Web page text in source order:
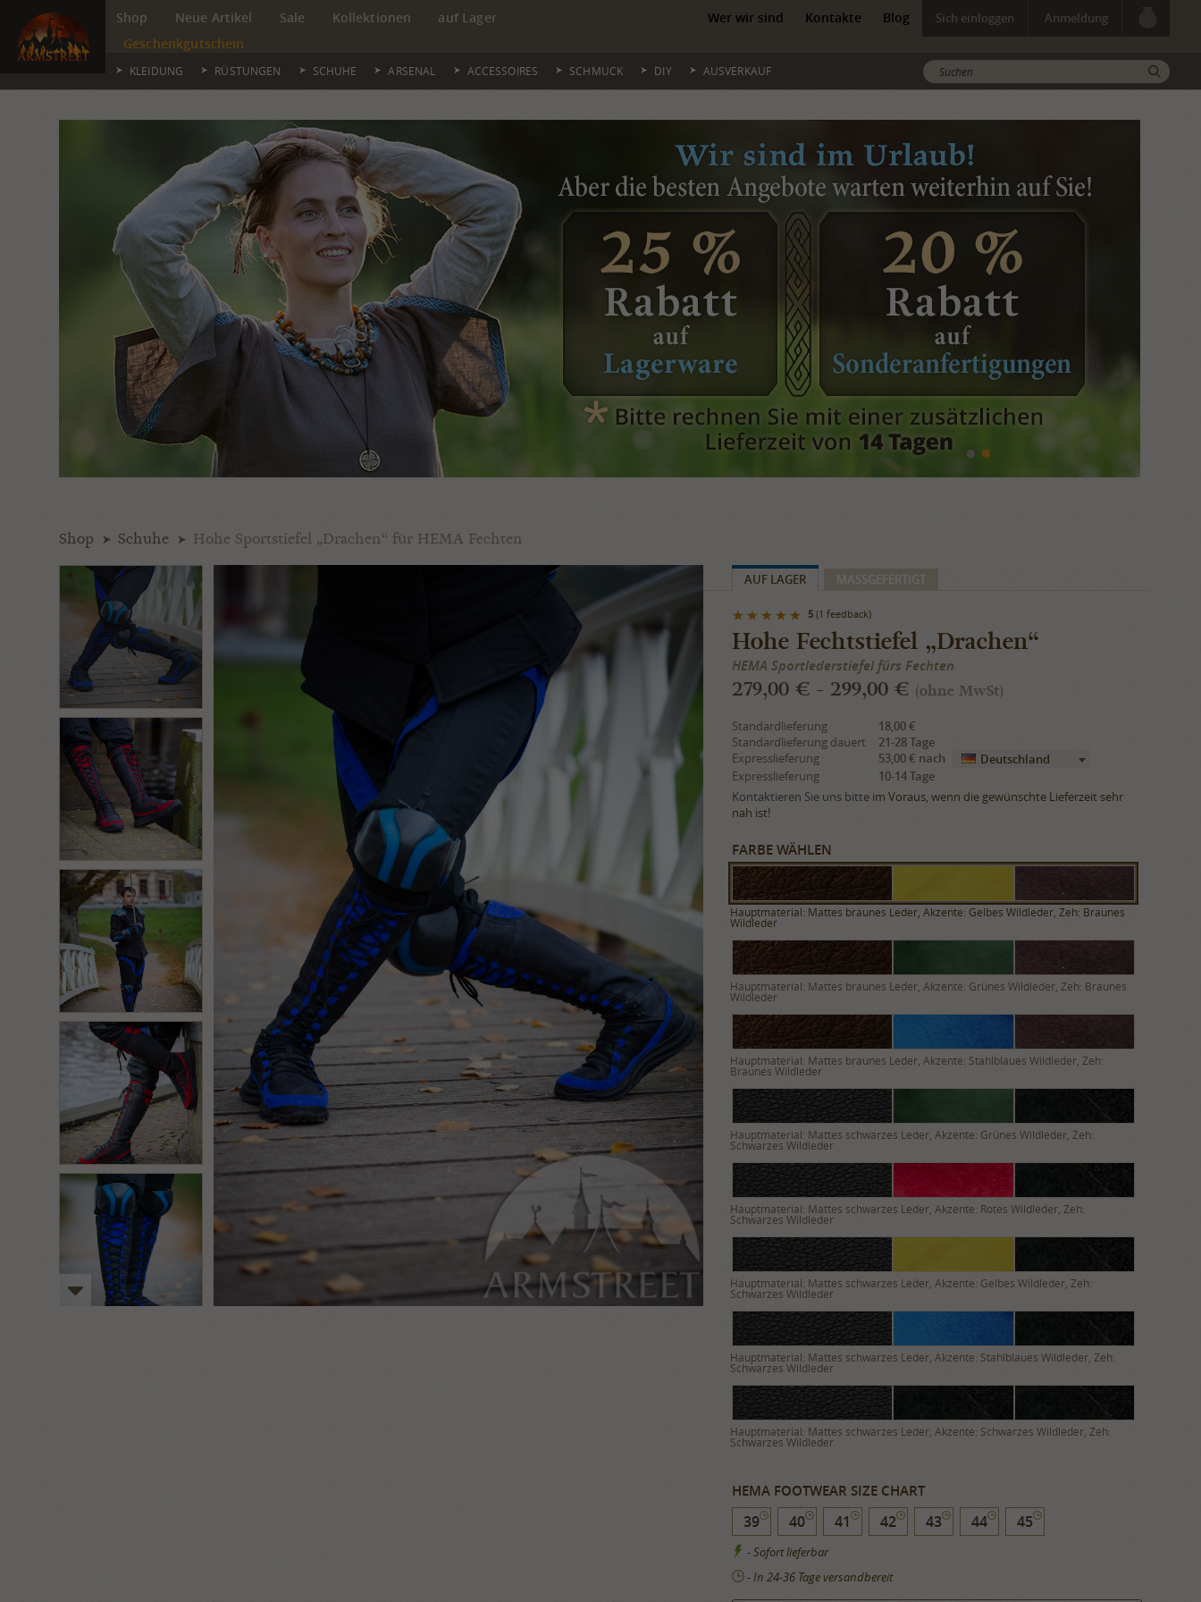
Shop Neue Artikel Sale Kollektionen
auf Lager
Geschenkgutschein
Wer wir sind Kontakte Blog Sich einloggen Anmeldung
KLEIDUNG RÜSTUNGEN SCHUHE ARSENAL ACCESSOIRES SCHMUCK DIY AUSVERKAUF
Shop Schuhe Hohe Sportstiefel „Drachen“ für HEMA Fechten
AUF LAGER ​MASSGEFERTIGT
5 (1 feedback)
Hohe Fechtstiefel „Drachen“
HEMA Sportlederstiefel fürs Fechten
279,00 € - 299,00 € (ohne MwSt)
Standardlieferung
18,00 €
Standardlieferung dauert
21-28 Tage
Expresslieferung
53,00 € nach
Deutschland
Expresslieferung
10-14 Tage
Kontaktieren Sie uns bitte im Voraus, wenn die gewünschte Lieferzeit sehr
nah ist!
FARBE WÄHLEN
Hauptmaterial: Mattes braunes Leder, Akzente: Gelbes Wildleder, Zeh: Braunes
Wildleder
Hauptmaterial: Mattes braunes Leder, Akzente: Grünes Wildleder, Zeh: Braunes
Wildleder
Hauptmaterial: Mattes braunes Leder, Akzente: Stahlblaues Wildleder, Zeh:
Braunes Wildleder
Hauptmaterial: Mattes schwarzes Leder, Akzente: Grünes Wildleder, Zeh:
Schwarzes Wildleder
Hauptmaterial: Mattes schwarzes Leder, Akzente: Rotes Wildleder, Zeh:
Schwarzes Wildleder
Hauptmaterial: Mattes schwarzes Leder, Akzente: Gelbes Wildleder, Zeh:
Schwarzes Wildleder
Hauptmaterial: Mattes schwarzes Leder, Akzente: Stahlblaues Wildleder, Zeh:
Schwarzes Wildleder
Hauptmaterial: Mattes schwarzes Leder, Akzente: Schwarzes Wildleder, Zeh:
Schwarzes Wildleder
HEMA FOOTWEAR SIZE CHART
39 40 41 42 43 44 45
- Sofort lieferbar
- In 24-36 Tage versandbereit